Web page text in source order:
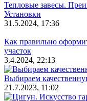
Тепловые завесы.
Установки
31.5.2024, 17:36
Как правильно
участок
3.4.2024, 22:13
Выбираем
21.7.2023, 11:02